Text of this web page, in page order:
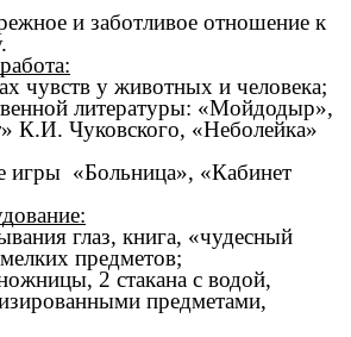
и заботливое отношение к
чувств у животных и человека;
литературы: «Мойдодыр»,
К.И. Чуковского, «Неболейка»
игры «Больница», «Кабинет
глаз, книга, «чудесный
предметов;
2 стакана с водой,
предметами,